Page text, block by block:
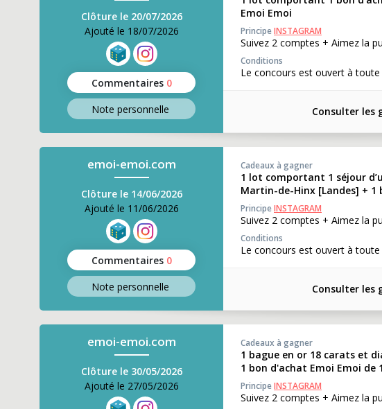
Clôture le 20/07/2026
Ajouté le 18/07/2026
Commentaires 0
Note personnelle
Emoi Emoi
PrincipeINSTAGRAM
Suivez 2 comptes + Aimez la
Conditions
Le concours est ouvert à
Consulter les
emoi-emoi.com
Clôture le 14/06/2026
Ajouté le 11/06/2026
Commentaires 0
Note personnelle
Cadeaux à gagner
1 lot comportant 1 séjour
Martin-de-Hinx [Landes] + 1
PrincipeINSTAGRAM
Suivez 2 comptes + Aimez la
Conditions
Le concours est ouvert à
Consulter les
emoi-emoi.com
Clôture le 30/05/2026
Ajouté le 27/05/2026
Cadeaux à gagner
1 bague en or 18 carats et
1 bon d'achat Emoi Emoi de
PrincipeINSTAGRAM
Suivez 2 comptes + Aimez la